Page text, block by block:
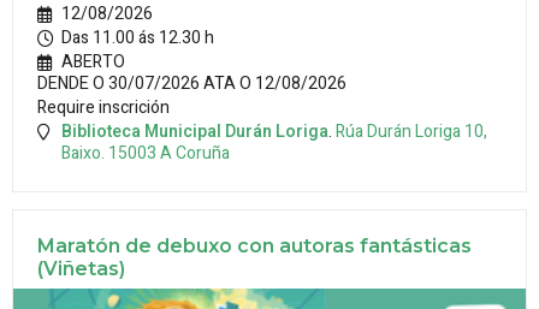
12/08/2026
Das 11.00 ás 12.30 h
ABERTO
DENDE O 30/07/2026 ATA O 12/08/2026
Require inscrición
Biblioteca Municipal Durán Loriga.Rúa Durán Loriga 10,
Baixo. 15003A Coruña
Maratón de debuxo con autoras fantásticas
(Viñetas)